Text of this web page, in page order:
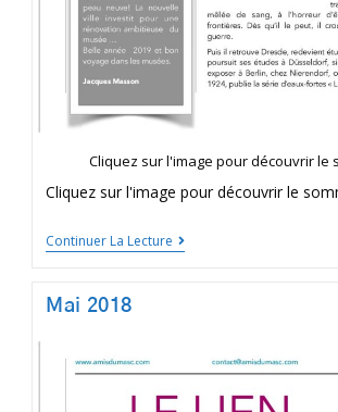
Cliquez sur l'image pour découvrir le
Cliquez sur l'image pour découvrir le
Continuer La Lecture
Mai 2018